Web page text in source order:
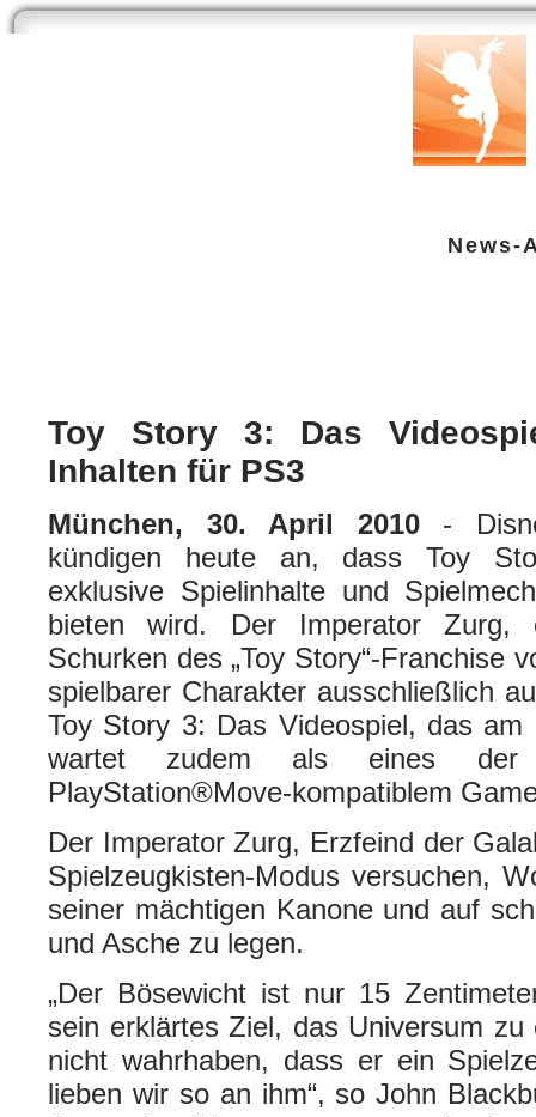
News-
Toy Story 3: Das
Inhalten für PS3
München, 30. April 2010-
kündigen heute an, dass Toy
exklusive Spielinhalte und
bieten wird. Der Imperator Zurg,
Schurken des „Toy Story“-Franchise
spielbarer Charakter ausschließlich
Toy Story 3: Das Videospiel, das
wartet zudem als eines
PlayStation®Move-kompatiblem
Der Imperator Zurg, Erzfeind der
Spielzeugkisten-Modus versuchen,
seiner mächtigen Kanone und auf
und Asche zu legen.
„Der Bösewicht ist nur 15
sein erklärtes Ziel, das Universum
nicht wahrhaben, dass er ein
lieben wir so an ihm“, so John